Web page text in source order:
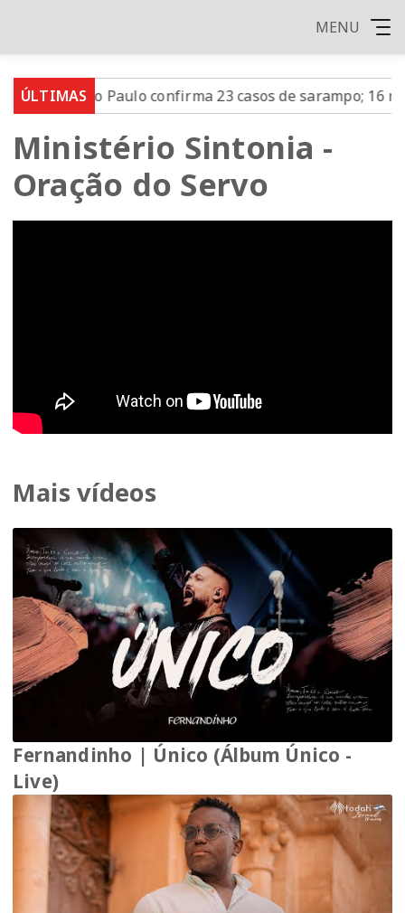
MENU
ÚLTIMAS
de São Paulo confirma 23 casos de sarampo; 16 não
Ministério Sintonia -
Oração do Servo
Mais vídeos
Fernandinho | Único (Álbum Único -
Live)